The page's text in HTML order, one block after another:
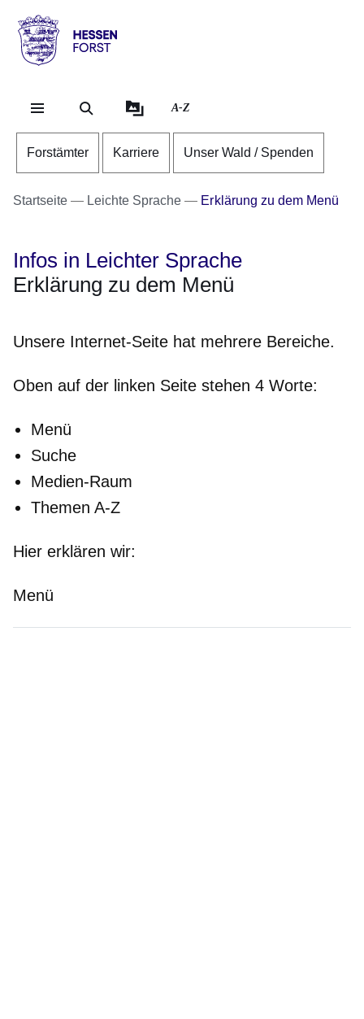
Hessen
Forst
A-Z
Forstämter Karriere Unser Wald / Spenden
Startseite Leichte Sprache Erklärung zu dem Menü
Infos in Leichter Sprache
Erklärung zu dem Menü
Unsere Internet-Seite hat mehrere Bereiche.
Oben auf der linken Seite stehen 4 Worte:
Menü
Suche
Medien-Raum
Themen A-Z
Hier erklären wir:
Menü